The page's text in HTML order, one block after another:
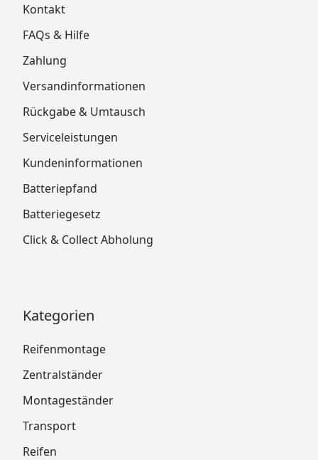
Kontakt
FAQs & Hilfe
Zahlung
Versandinformationen
Rückgabe & Umtausch
Serviceleistungen
Kundeninformationen
Batteriepfand
Batteriegesetz
Click & Collect Abholung
Kategorien
Reifenmontage
Zentralständer
Montageständer
Transport
Reifen